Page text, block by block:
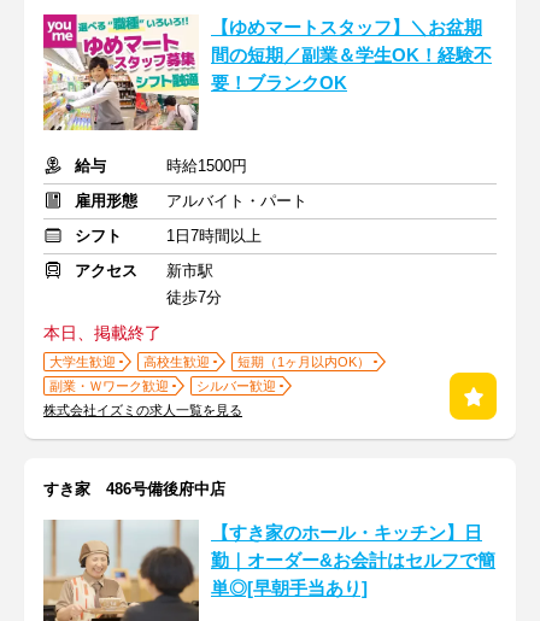
【ゆめマートスタッフ】＼お盆期
間の短期／副業＆学生OK！経験不
要！ブランクOK
給与
時給1500円
雇用形態
アルバイト・パート
シフト
1日7時間以上
アクセス
新市駅
徒歩7分
本日、掲載終了
大学生歓迎 高校生歓迎
短期（1ヶ月以内OK）
副業・Ｗワーク歓迎
シルバー歓迎
株式会社イズミの求人一覧を見る
すき家 486号備後府中店
【すき家のホール・キッチン】日
勤｜オーダー&お会計はセルフで簡
単◎[早朝手当あり]